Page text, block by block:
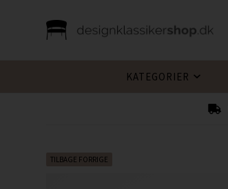
KATEGORIER
TILBAGE FORRIGE